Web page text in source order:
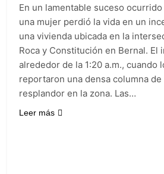
En un lamentable suceso
una mujer perdió la vida en un
una vivienda ubicada en la
Roca y Constitución en Bernal. El
alrededor de la 1:20 a.m., cuando
reportaron una densa columna de
resplandor en la zona. Las…
Leer más